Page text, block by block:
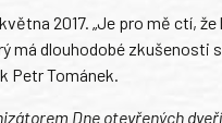
2017. „Je pro mě ctí,
má dlouhodobé
Petr Tománek.
Dne otevřených